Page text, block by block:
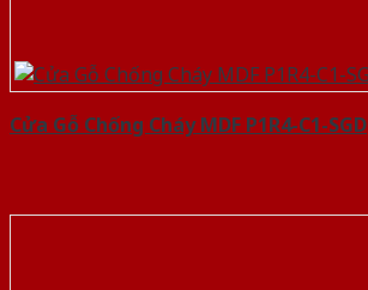
Cửa Gỗ Chống Cháy MDF P1R4-C1-SGD